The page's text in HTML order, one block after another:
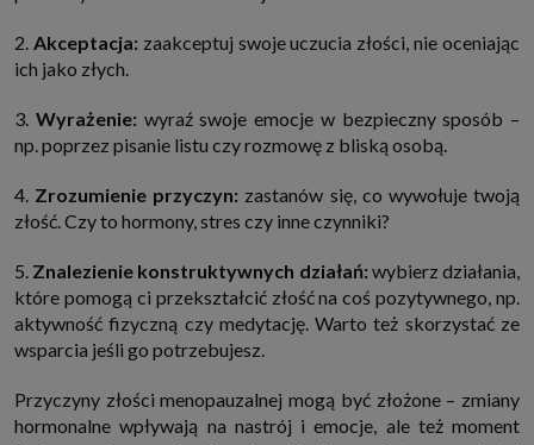
2. Akceptacja: zaakceptuj swoje uczucia złości, nie oceniając
ich jako złych.
3. Wyrażenie: wyraź swoje emocje w bezpieczny sposób –
np. poprzez pisanie listu czy rozmowę z bliską osobą.
4. Zrozumienie przyczyn: zastanów się, co wywołuje twoją
złość. Czy to hormony, stres czy inne czynniki?
5. Znalezienie konstruktywnych działań: wybierz działania,
które pomogą ci przekształcić złość na coś pozytywnego, np.
aktywność fizyczną czy medytację. Warto też skorzystać ze
wsparcia jeśli go potrzebujesz.
Przyczyny złości menopauzalnej mogą być złożone – zmiany
hormonalne wpływają na nastrój i emocje, ale też moment